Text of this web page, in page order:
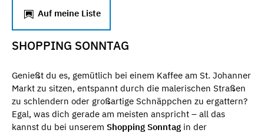
Auf meine Liste
SHOPPING SONNTAG
Genießt du es, gemütlich bei einem Kaffee am St. Johanner
Markt zu sitzen, entspannt durch die malerischen Straßen
zu schlendern oder großartige Schnäppchen zu ergattern?
Egal, was dich gerade am meisten anspricht – all das
kannst du bei unserem Shopping Sonntag in der